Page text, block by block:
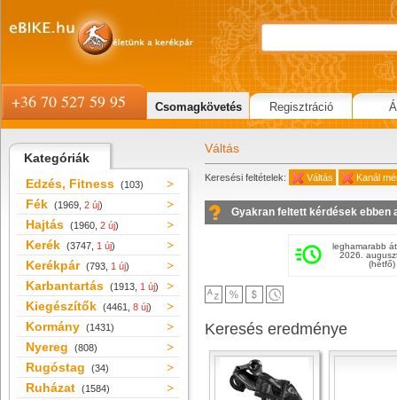
Kategóriák
Edzés, Fitness (103)
Fék (1969, 2 új)
Hajtás (1960, 2 új)
Kerék (3747, 1 új)
Kerékpár (793, 1 új)
Karbantartás (1913, 1 új)
Kiegészítők (4461, 8 új)
Kormány (1431)
Nyereg (808)
Rugóstag (34)
Ruházat (1584)
Váltás
Keresési feltételek: Váltás Kanál
Gyakran feltett kérdések ebben
leghamarabb
2026.
(hétfő)
Keresés eredménye
+36 70 527 59 95 Csomagkövetés Regisztráció